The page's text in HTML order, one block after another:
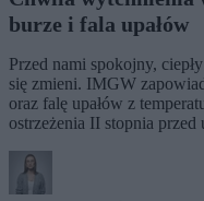
burze i fala upałów
Przed nami spokojny,
się zmieni. IMGW
oraz falę upałów z
ostrzeżenia II stopnia przed